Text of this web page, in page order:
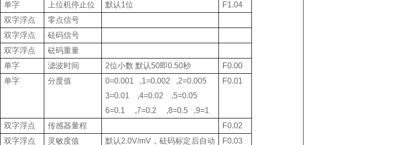
单字 上位机停止位 默认 1位
F1.04
双字浮点
零点信号
双字浮点
砝码信号
双字浮点
砝码重量
单字 滤波时间 2位小数 默认 50即0.50秒
F0.00
单字 分度值
0=0.001 ,1=0.002 ,2=0.005
3=0.01 ,4=0.02 ,5=0.05
6=0.1 ,7=0.2 ,8=0.5 ,9=1
F0.01
双字浮点 传感器量程
F0.02
双字浮点 灵敏度值 默认 2.0V/mV ，砝码标定后自动
F0.03